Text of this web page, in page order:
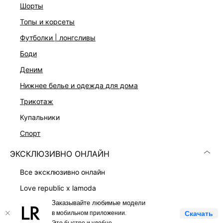
Заказывайте любимые модели
в мобильном приложении.
Скачать
шорты
топы и корсеты
футболки | лонгсливы
боди
деним
нижнее белье и одежда для дома
трикотаж
купальники
спорт
ЭКСКЛЮЗИВНО ОНЛАЙН
все эксклюзивно онлайн
love republic x lamoda
костюмы
Скачать
КАТАЛОГ
КОМПАНИЯ
LOVE REPUBLIC © 2009 - 2026